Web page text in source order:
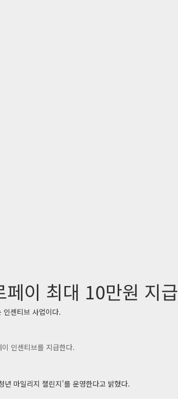
이 최대 10만원 지급
인센티브 사업이다.
인센티브를 지급한다.
마일리지 챌린지’를 운영한다고 밝혔다.